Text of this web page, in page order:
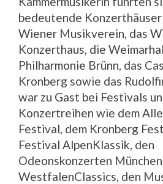
bedeutende
Wiener Musikverein, das
Konzerthaus, die
Philharmonie Brünn, das
Kronberg sowie das
war zu Gast bei Festivals
Konzertreihen wie dem
Festival, dem Kronberg
Festival AlpenKlassik, den
Odeonskonzerten
WestfalenClassics, den